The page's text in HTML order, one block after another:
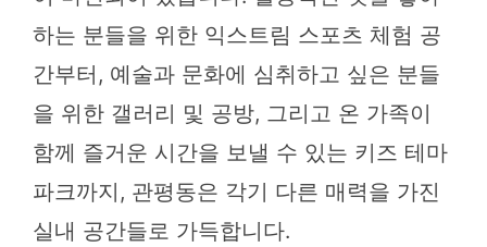
하는 분들을 위한 익스트림 스포츠 체험 공
간부터, 예술과 문화에 심취하고 싶은 분들
을 위한 갤러리 및 공방, 그리고 온 가족이
함께 즐거운 시간을 보낼 수 있는 키즈 테마
파크까지, 관평동은 각기 다른 매력을 가진
실내 공간들로 가득합니다.